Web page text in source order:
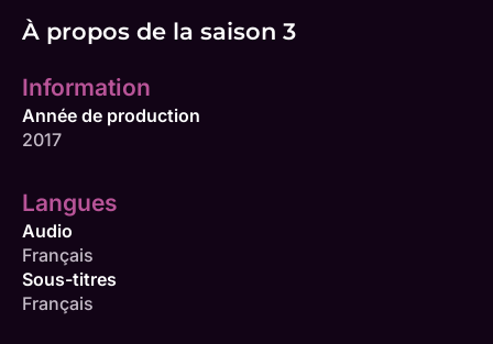
À propos de la saison 3
Information
Année de production
2017
Langues
Audio
Français
Sous-titres
Français